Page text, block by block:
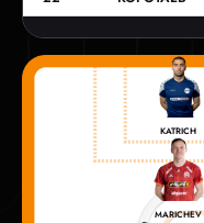
KATRICH
MARICHEV